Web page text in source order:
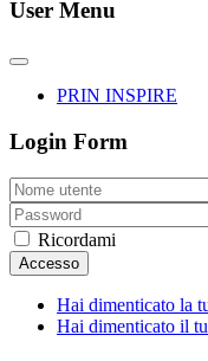
User Menu
PRIN INSPIRE
Login Form
Ricordami
Accesso
Hai dimenticato la
Hai dimenticato il